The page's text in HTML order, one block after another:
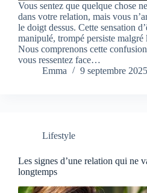
Vous sentez que quelque chose
dans votre relation, mais vous
le doigt dessus. Cette sensation
manipulé, trompé persiste malgré
Nous comprenons cette
vous ressentez face…
Emma
9 septembre 2025
Lifestyle
Les signes d’une relation qui ne
longtemps